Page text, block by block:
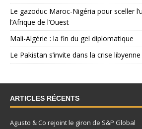
Le gazoduc Maroc-Nigéria pour sceller
l’Afrique de l’Ouest
Mali-Algérie : la fin du gel diplomatique
Le Pakistan s’invite dans la crise libyenne
ARTICLES RÉCENTS
Agusto & Co rejoint le giron de S&P Global